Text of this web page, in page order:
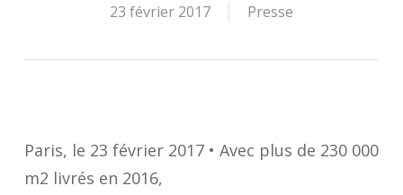
23 février 2017 Presse
Paris, le 23 février 2017 • Avec plus de 230 000
m2 livrés en 2016,